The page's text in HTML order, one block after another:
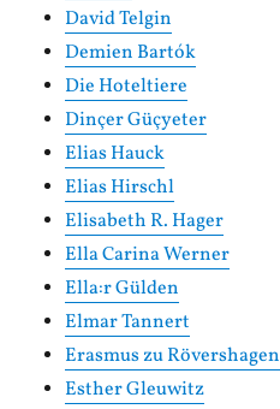
David Telgin
Demien Bartók
Die Hoteltiere
Dinçer Güçyeter
Elias Hauck
Elias Hirschl
Elisabeth R. Hager
Ella Carina Werner
Ella:r Gülden
Elmar Tannert
Erasmus zu Rövershagen
Esther Gleuwitz